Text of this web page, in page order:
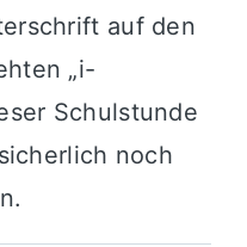
auf den
„i-
Schulstunde
noch